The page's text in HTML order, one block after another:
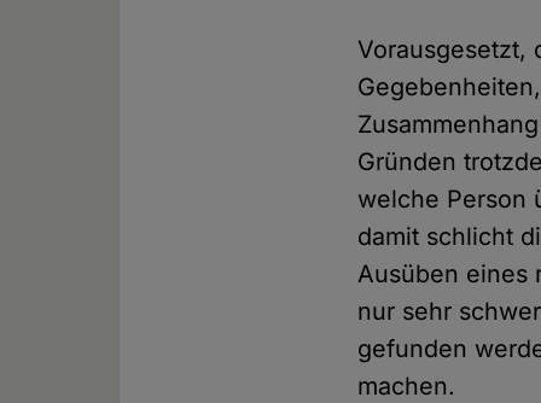
Vorausgesetzt,
Gründen
welche Person
damit schlicht
Ausüben eines
nur sehr
gefunden
machen.